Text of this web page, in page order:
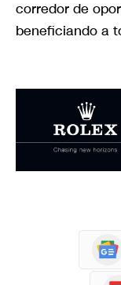
corredor de
beneficiando a